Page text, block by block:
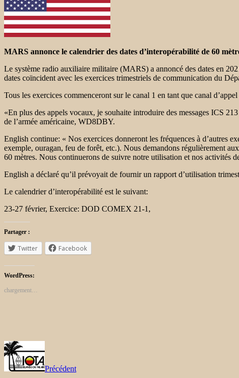
MARS annonce le calendrier des dates d’interopérabilité de 60
Le système radio auxiliaire militaire (MARS) a annoncé des dates en
dates coïncident avec les exercices trimestriels de communication du
Tous les exercices commenceront sur le canal 1 en tant que canal
«En plus des appels vocaux, je souhaite introduire des messages ICS
de l’armée américaine, WD8DBY.
English continue: « Nos exercices donneront les fréquences à d’autres
exemple, ouragan, feu de forêt, etc.). Nous demandons régulièrement
60 mètres. Nous continuerons de suivre notre utilisation et nos activités
English a déclaré qu’il prévoyait de fournir un rapport d’utilisation
Le calendrier d’interopérabilité est le suivant:
23-27 février, Exercice: DOD COMEX 21-1,
Partager :
Twitter Facebook
WordPress:
chargement…
Précédent